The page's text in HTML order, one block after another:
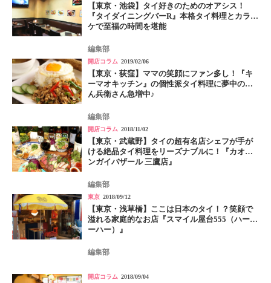
【東京・池袋】タイ好きのためのオアシス！
『タイダイニングバーR』本格タイ料理とカラオ
ケで至福の時間を堪能
編集部
開店コラム 2019/02/06
【東京・荻窪】ママの笑顔にファン多し！『キ
ーマオキッチン』の個性派タイ料理に夢中の呑
ん兵衛さん急増中♪
編集部
開店コラム 2018/11/02
【東京・武蔵野】タイの超有名店シェフが手が
ける絶品タイ料理をリーズナブルに！『カオマ
ンガイバザール 三鷹店』
編集部
東京 2018/09/12
【東京・浅草橋】ここは日本のタイ！？笑顔で
溢れる家庭的なお店『スマイル屋台555（ハーハ
ーハー）』
編集部
開店コラム 2018/09/04